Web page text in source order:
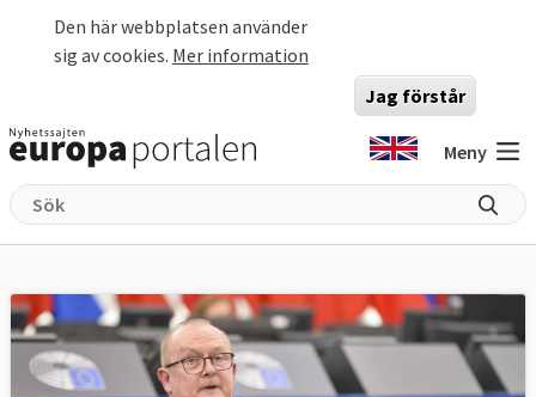
Den här webbplatsen använder
sig av cookies. Mer information
Jag förstår
Meny